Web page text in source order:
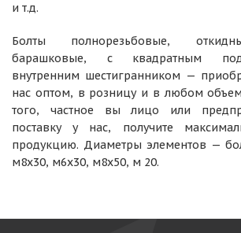
и т.д.
Болты полнорезьбовые,
барашковые, с квадратным
внутренним шестигранником —
нас оптом, в розницу и в любом
того, частное вы лицо или
поставку у нас, получите
продукцию. Диаметры элементов —
м8х30, м6х30, м8х50, м 20.